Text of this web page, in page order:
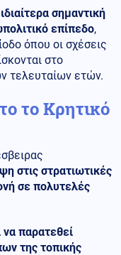
σημαντική
επίπεδο,
όπου οι σχέσεις
στο
τελευταίων ετών.
το Κρητικό
στις στρατιωτικές
σε πολυτελές
να παρατεθεί
της τοπικής